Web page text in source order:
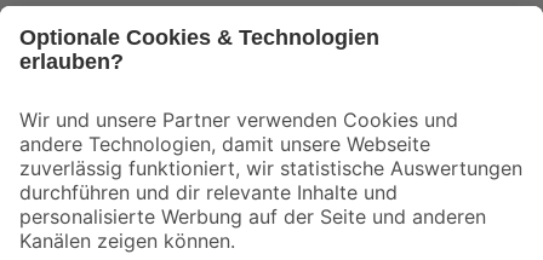
Der toom Newsletter: Keine Angebote und Aktionen mehr verpassen!
Zur Newsletter Anmeldung
Folge uns